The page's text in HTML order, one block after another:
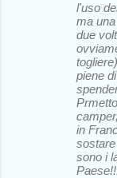
l'uso
ma
due
piene
in
sono i